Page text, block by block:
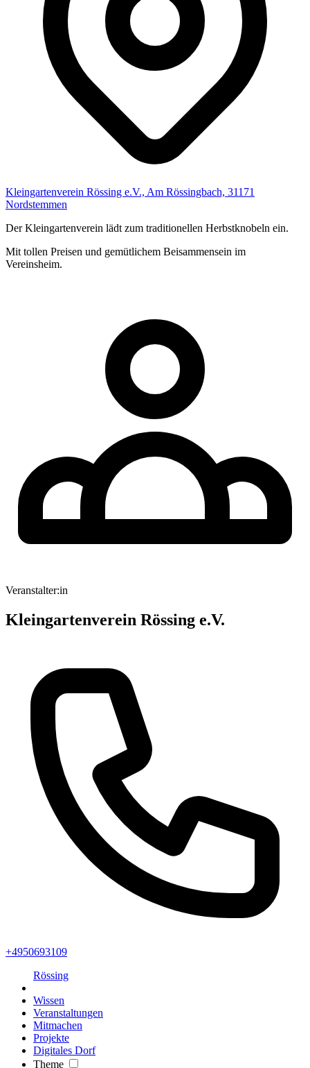
Kleingartenverein Rössing e.V., Am Rössingbach, 31171
Nordstemmen
Der Kleingartenverein lädt zum traditionellen Herbstknobeln ein.
Mit tollen Preisen und gemütlichem Beisammensein im
Vereinsheim.
Veranstalter:in
Kleingartenverein Rössing e.V.
+4950693109
Rössing
Wissen
Veranstaltungen
Mitmachen
Projekte
Digitales Dorf
Theme